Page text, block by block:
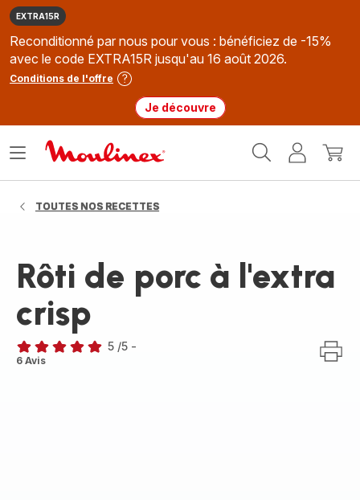
EXTRA15R
Reconditionné par nous pour vous : bénéficiez de -15%
avec le code EXTRA15R jusqu'au 16 août 2026.
Conditions de l'offre
Je découvre
MonMon
Ouvrir
TOUTES NOS RECETTES
Rôti de porc à l'extra
crisp
Avis
5 /5 -
6 Avis